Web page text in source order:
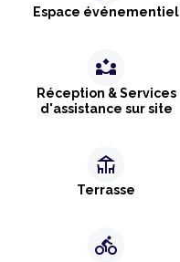
Espace événementiel
partner_exchange
Réception & Services
d'assistance sur site
deck
Terrasse
directions_bike